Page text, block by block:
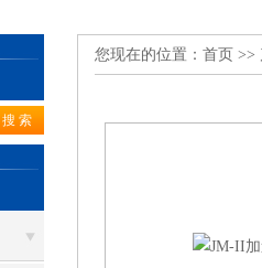
您现在的位置： 首页 >>